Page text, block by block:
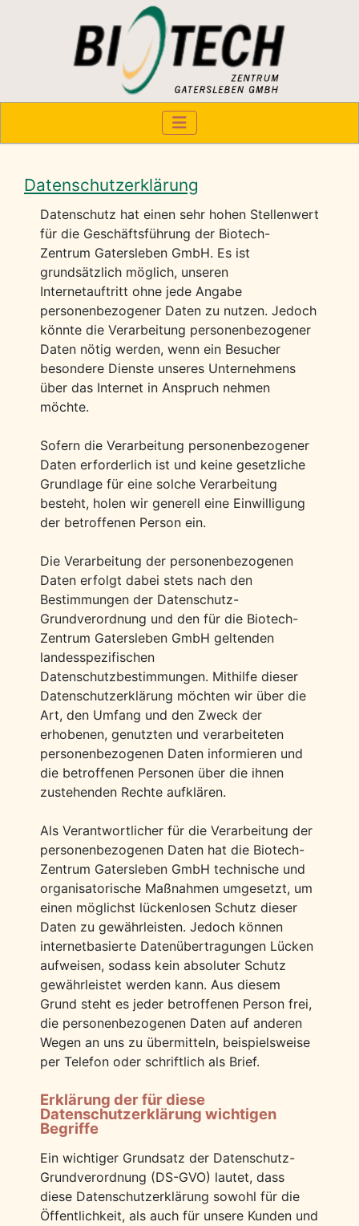
Datenschutzerklärung
Datenschutz hat einen sehr hohen Stellenwert
für die Geschäftsführung der Biotech-
Zentrum Gatersleben GmbH. Es ist
grundsätzlich möglich, unseren
Internetauftritt ohne jede Angabe
personenbezogener Daten zu nutzen. Jedoch
könnte die Verarbeitung personenbezogener
Daten nötig werden, wenn ein Besucher
besondere Dienste unseres Unternehmens
über das Internet in Anspruch nehmen
möchte.
Sofern die Verarbeitung personenbezogener
Daten erforderlich ist und keine gesetzliche
Grundlage für eine solche Verarbeitung
besteht, holen wir generell eine Einwilligung
der betroffenen Person ein.
Die Verarbeitung der personenbezogenen
Daten erfolgt dabei stets nach den
Bestimmungen der Datenschutz-
Grundverordnung und den für die Biotech-
Zentrum Gatersleben GmbH geltenden
landesspezifischen
Datenschutzbestimmungen. Mithilfe dieser
Datenschutzerklärung möchten wir über die
Art, den Umfang und den Zweck der
erhobenen, genutzten und verarbeiteten
personenbezogenen Daten informieren und
die betroffenen Personen über die ihnen
zustehenden Rechte aufklären.
Als Verantwortlicher für die Verarbeitung der
personenbezogenen Daten hat die Biotech-
Zentrum Gatersleben GmbH technische und
organisatorische Maßnahmen umgesetzt, um
einen möglichst lückenlosen Schutz dieser
Daten zu gewährleisten. Jedoch können
internetbasierte Datenübertragungen Lücken
aufweisen, sodass kein absoluter Schutz
gewährleistet werden kann. Aus diesem
Grund steht es jeder betroffenen Person frei,
die personenbezogenen Daten auf anderen
Wegen an uns zu übermitteln, beispielsweise
per Telefon oder schriftlich als Brief.
Erklärung der für diese
Datenschutzerklärung wichtigen
Begriffe
Ein wichtiger Grundsatz der Datenschutz-
Grundverordnung (DS-GVO) lautet, dass
diese Datenschutzerklärung sowohl für die
Öffentlichkeit, als auch für unsere Kunden und